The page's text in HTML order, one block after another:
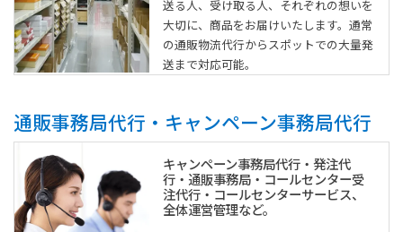
送る人、受け取る人、それぞれの想いを
大切に、商品をお届けいたします。通常
の通販物流代行からスポットでの大量発
送まで対応可能。
通販事務局代行・キャンペーン事務局代行
キャンペーン事務局代行・発注代
行・通販事務局・コールセンター受
注代行・コールセンターサービス、
全体運営管理など。